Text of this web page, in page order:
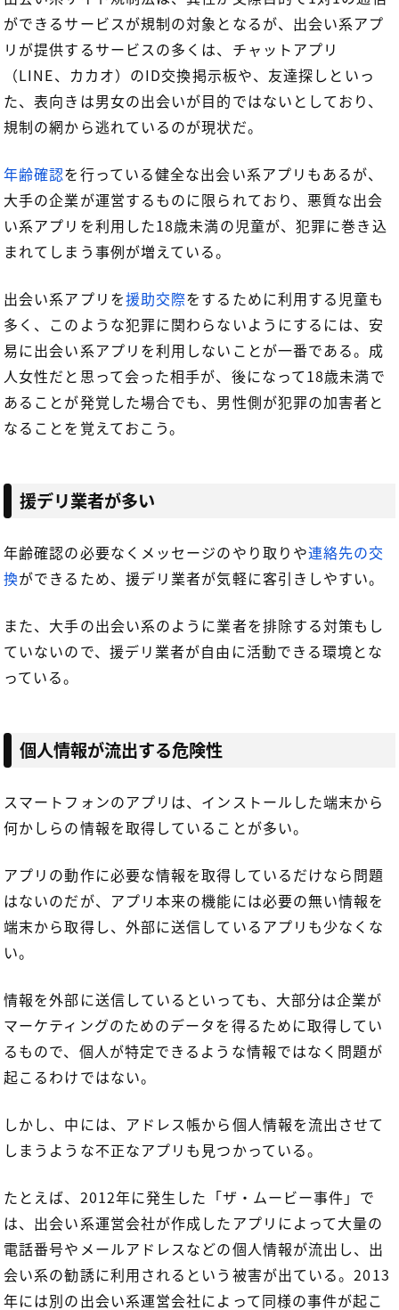
ができるサービスが規制の対象となるが、出会い系アプ
リが提供するサービスの多くは、チャットアプリ
（LINE、カカオ）のID交換掲示板や、友達探しといっ
た、表向きは男女の出会いが目的ではないとしており、
規制の網から逃れているのが現状だ。
年齢確認を行っている健全な出会い系アプリもあるが、
大手の企業が運営するものに限られており、悪質な出会
い系アプリを利用した18歳未満の児童が、犯罪に巻き込
まれてしまう事例が増えている。
出会い系アプリを援助交際をするために利用する児童も
多く、このような犯罪に関わらないようにするには、安
易に出会い系アプリを利用しないことが一番である。成
人女性だと思って会った相手が、後になって18歳未満で
あることが発覚した場合でも、男性側が犯罪の加害者と
なることを覚えておこう。
援デリ業者が多い
年齢確認の必要なくメッセージのやり取りや連絡先の交
換ができるため、援デリ業者が気軽に客引きしやすい。
また、大手の出会い系のように業者を排除する対策もし
ていないので、援デリ業者が自由に活動できる環境とな
っている。
個人情報が流出する危険性
スマートフォンのアプリは、インストールした端末から
何かしらの情報を取得していることが多い。
アプリの動作に必要な情報を取得しているだけなら問題
はないのだが、アプリ本来の機能には必要の無い情報を
端末から取得し、外部に送信しているアプリも少なくな
い。
情報を外部に送信しているといっても、大部分は企業が
マーケティングのためのデータを得るために取得してい
るもので、個人が特定できるような情報ではなく問題が
起こるわけではない。
しかし、中には、アドレス帳から個人情報を流出させて
しまうような不正なアプリも見つかっている。
たとえば、2012年に発生した「ザ・ムービー事件」で
は、出会い系運営会社が作成したアプリによって大量の
電話番号やメールアドレスなどの個人情報が流出し、出
会い系の勧誘に利用されるという被害が出ている。2013
年には別の出会い系運営会社によって同様の事件が起こ